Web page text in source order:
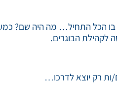
בו הכל התחיל… מה היה שם?
לקהילת הבוגרים.